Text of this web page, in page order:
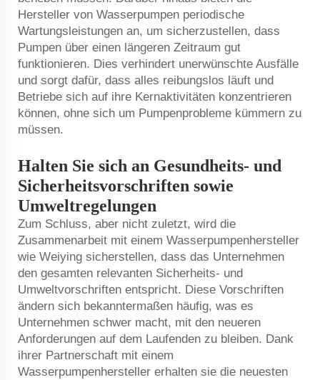
Hersteller von Wasserpumpen periodische
Wartungsleistungen an, um sicherzustellen, dass
Pumpen über einen längeren Zeitraum gut
funktionieren. Dies verhindert unerwünschte Ausfälle
und sorgt dafür, dass alles reibungslos läuft und
Betriebe sich auf ihre Kernaktivitäten konzentrieren
können, ohne sich um Pumpenprobleme kümmern zu
müssen.
Halten Sie sich an Gesundheits- und
Sicherheitsvorschriften sowie
Umweltregelungen
Zum Schluss, aber nicht zuletzt, wird die
Zusammenarbeit mit einem Wasserpumpenhersteller
wie Weiying sicherstellen, dass das Unternehmen
den gesamten relevanten Sicherheits- und
Umweltvorschriften entspricht. Diese Vorschriften
ändern sich bekanntermaßen häufig, was es
Unternehmen schwer macht, mit den neueren
Anforderungen auf dem Laufenden zu bleiben. Dank
ihrer Partnerschaft mit einem
Wasserpumpenhersteller erhalten sie die neuesten